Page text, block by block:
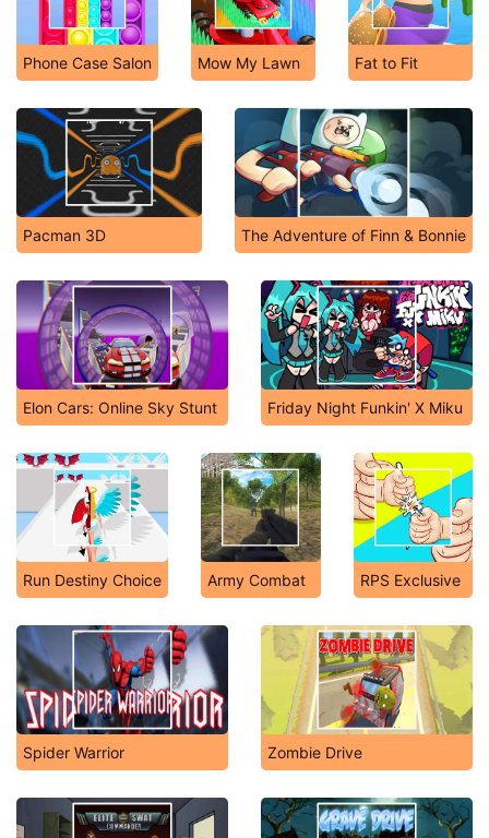
Phone Case Salon Mow My Lawn Fat to Fit
Pacman 3D The Adventure of Finn & Bonnie
Elon Cars: Online Sky Stunt Friday Night Funkin' X Miku
Run Destiny Choice Army Combat RPS Exclusive
Spider Warrior Zombie Drive